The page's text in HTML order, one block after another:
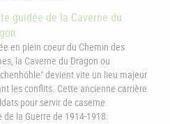
guidée de la Caverne du
en plein coeur du Chemin des
la Caverne du Dragon ou
devient vite un lieu majeur
les conflits. Cette ancienne carrière
pour servir de caserne
la Guerre de 1914-1918.